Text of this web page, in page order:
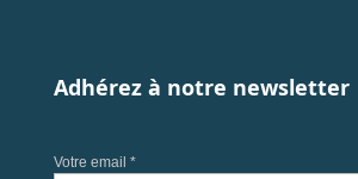
Adhérez à notre newsletter
Votre email *